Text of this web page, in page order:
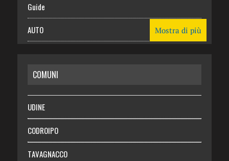
Guide
AUTO
RISPARMIO
SALUTE
Necrologie
Chi siamo
Mostra di più
COMUNI
UDINE
CODROIPO
TAVAGNACCO